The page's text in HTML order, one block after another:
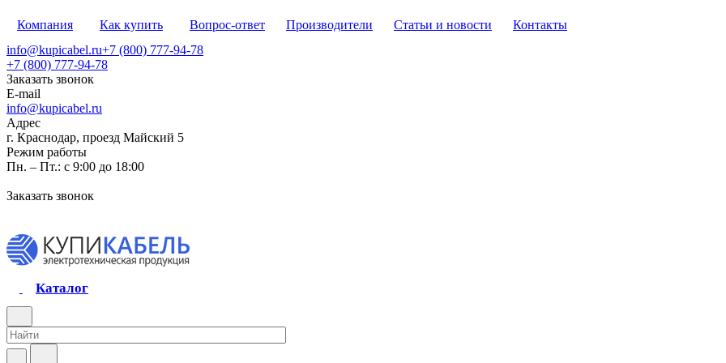
Компания Как купить Вопрос-ответ Производители Статьи и новости
Контакты
info@kupicabel.ru+7 (800) 777-94-78
+7 (800) 777-94-78
Заказать звонок
E-mail
info@kupicabel.ru
Адрес
г. Краснодар, проезд Майский 5
Режим работы
Пн. – Пт.: с 9:00 до 18:00
Заказать звонок
Каталог